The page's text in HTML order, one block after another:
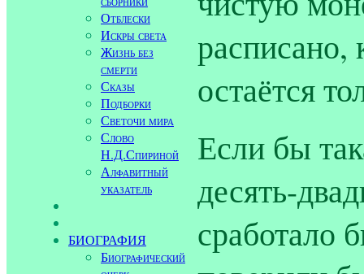
Отблески
Искры света
Жизнь без
смерти
Сказы
Подборки
Светочи мира
Слово
Н.Д.Спириной
Алфавитный
указатель
БИОГРАФИЯ
Биографический
остаётся
Если бы
десять-
сработало